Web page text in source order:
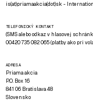
is(at)priamaakcia(dot)sk -
TELEFONICKÝ KONTAKT
(SMS alebo odkaz v hlasovej
00420 735 082 065 (platby ako pri
ADRESA
Priama akcia
P.O. Box 16
841 06 Bratislava 48
Slovensko